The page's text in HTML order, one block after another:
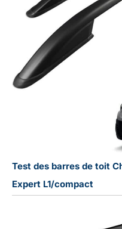
Test des barres de toit
Expert L1/compact